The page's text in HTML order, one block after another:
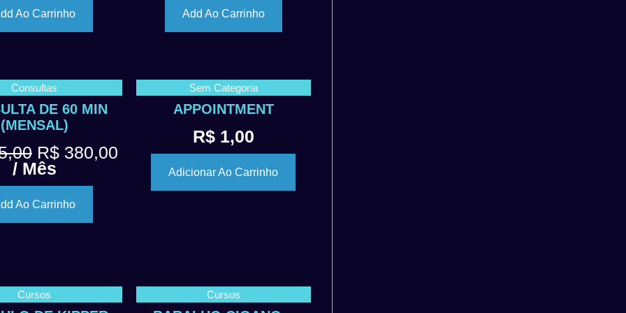
Ao Carrinho Add Ao Carrinho
Consultas
DE 60 MIN
(MENSAL)
R$380,00
/ Mês
Ao Carrinho
Sem Categoria
APPOINTMENT
R$1,00
Adicionar Ao Carrinho
Cursos Cursos